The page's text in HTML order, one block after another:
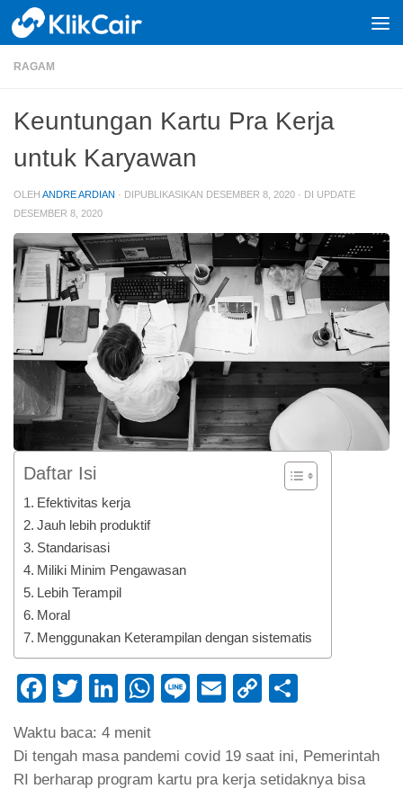
Skip to content
RAGAM
Keuntungan Kartu Pra Kerja
untuk Karyawan
OLEH ANDRE ARDIAN · DIPUBLIKASIKAN DESEMBER 8, 2020 · DI UPDATE
DESEMBER 8, 2020
Daftar Isi
Efektivitas kerja
Jauh lebih produktif
Standarisasi
Miliki Minim Pengawasan
Lebih Terampil
Moral
Menggunakan Keterampilan dengan sistematis
Facebook
TwitterLinkedIn
WhatsApp
LineEmailCopy
Waktu baca: 4 menit
Di tengah masa pandemi covid 19 saat ini, Pemerintah
RI berharap program kartu pra kerja setidaknya bisa